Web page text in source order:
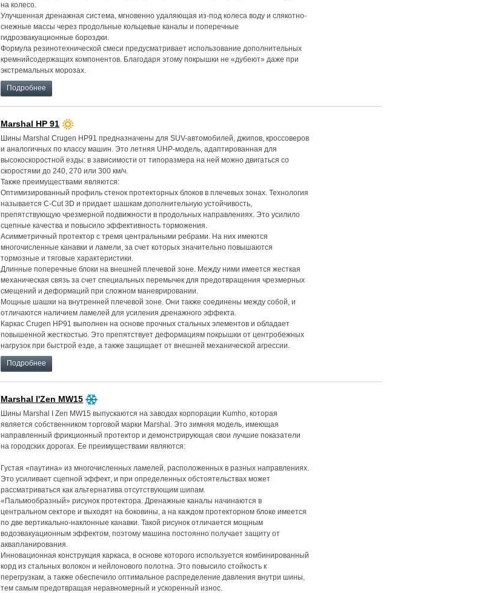
на колесо.
Улучшенная дренажная система, мгновенно удаляющая из-под колеса воду и слякотно-
снежные массы через продольные кольцевые каналы и поперечные
гидроэвакуационные бороздки.
Формула резинотехнической смеси предусматривает использование дополнительных
кремнийсодержащих компонентов. Благодаря этому покрышки не «дубеют» даже при
экстремальных морозах.
Подробнее
Marshal HP 91
Шины Marshal Crugen HP91 предназначены для SUV-автомобилей, джипов, кроссоверов
и аналогичных по классу машин. Это летняя UHP-модель, адаптированная для
высокоскоростной езды: в зависимости от типоразмера на ней можно двигаться со
скоростями до 240, 270 или 300 км/ч.
Также преимуществами являются:
Оптимизированный профиль стенок протекторных блоков в плечевых зонах. Технология
называется C-Cut 3D и придает шашкам дополнительную устойчивость,
препятствующую чрезмерной подвижности в продольных направлениях. Это усилило
сцепные качества и повысило эффективность торможения.
Асимметричный протектор с тремя центральными ребрами. На них имеются
многочисленные канавки и ламели, за счет которых значительно повышаются
тормозные и тяговые характеристики.
Длинные поперечные блоки на внешней плечевой зоне. Между ними имеется жесткая
механическая связь за счет специальных перемычек для предотвращения чрезмерных
смещений и деформаций при сложном маневрировании.
Мощные шашки на внутренней плечевой зоне. Они также соединены между собой, и
отличаются наличием ламелей для усиления дренажного эффекта.
Каркас Crugen HP91 выполнен на основе прочных стальных элементов и обладает
повышенной жесткостью. Это препятствует деформациям покрышки от центробежных
нагрузок при быстрой езде, а также защищает от внешней механической агрессии.
Подробнее
Marshal I'Zen MW15
Шины Marshal I Zen MW15 выпускаются на заводах корпорации Kumho, которая
является собственником торговой марки Marshal. Это зимняя модель, имеющая
направленный фрикционный протектор и демонстрирующая свои лучшие показатели
на городских дорогах. Ее преимуществами являются:
Густая «паутина» из многочисленных ламелей, расположенных в разных направлениях.
Это усиливает сцепной эффект, и при определенных обстоятельствах может
рассматриваться как альтернатива отсутствующим шипам.
«Пальмообразный» рисунок протектора. Дренажные каналы начинаются в
центральном секторе и выходят на боковины, а на каждом протекторном блоке имеется
по две вертикально-наклонные канавки. Такой рисунок отличается мощным
водоэвакуационным эффектом, поэтому машина постоянно получает защиту от
аквапланирования.
Инновационная конструкция каркаса, в основе которого используется комбинированный
корд из стальных волокон и нейлонового полотна. Это повысило стойкость к
перегрузкам, а также обеспечило оптимальное распределение давления внутри шины,
тем самым предотвращая неравномерный и ускоренный износ.